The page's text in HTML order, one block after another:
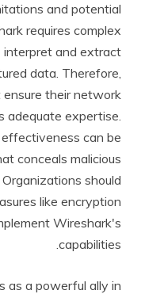
and potential
requires complex
interpret and extract
data. Therefore,
their network
adequate expertise.
can be
conceals malicious
should
like encryption
Wireshark's
capabilities.
as a powerful ally in